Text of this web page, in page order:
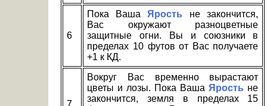
6
Пока ВашаЯрость не закончится,
Вас окружают разноцветные
защитные огни. Вы и союзники в
пределах 10 футов от Вас получаете
+1 к КД.
Вокруг Вас временно вырастают
цветы и лозы. Пока ВашаЯрость не
закончится, земля в пределах 15